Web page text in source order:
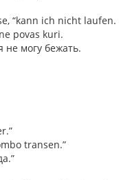
“kann ich nicht laufen.
povas kuri.
не могу бежать.
transen.”